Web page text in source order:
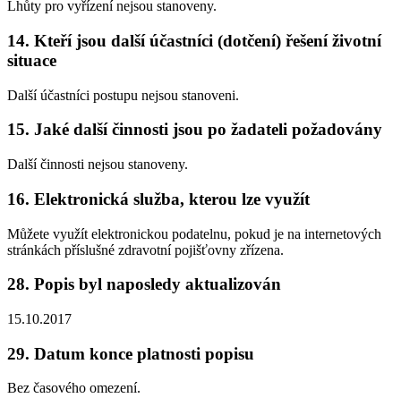
Lhůty pro vyřízení nejsou stanoveny.
14. Kteří jsou další účastníci (dotčení) řešení životní
situace
Další účastníci postupu nejsou stanoveni.
15. Jaké další činnosti jsou po žadateli požadovány
Další činnosti nejsou stanoveny.
16. Elektronická služba, kterou lze využít
Můžete využít elektronickou podatelnu, pokud je na internetových
stránkách příslušné zdravotní pojišťovny zřízena.
28. Popis byl naposledy aktualizován
15.10.2017
29. Datum konce platnosti popisu
Bez časového omezení.